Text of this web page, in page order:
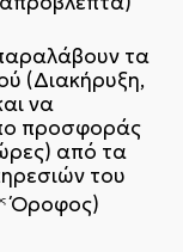
τα
(Διακήρυξη,
να
προσφοράς
από τα
του
Όροφος)